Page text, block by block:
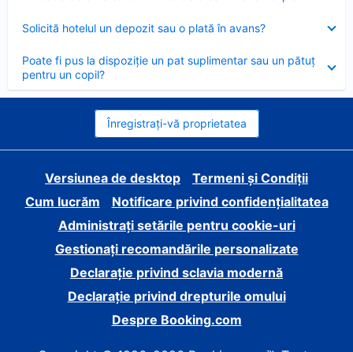
Solicită hotelul un depozit sau o plată în avans?
închis
Poate fi pus la dispoziție un pat suplimentar sau un pătuț
pentru un copil?
închis
Înregistrați-vă proprietatea
Versiunea de desktop
Termeni și Condiții
Cum lucrăm
Notificare privind confidențialitatea
Administrați setările pentru cookie-uri
Gestionați recomandările personalizate
Declarație privind sclavia modernă
Declarație privind drepturile omului
Despre Booking.com